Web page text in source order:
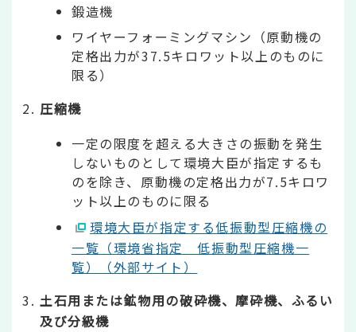
鍛造機
ワイヤーフォーミングマシン（原動機の
定格出力が37.5キロワット以上のものに
限る）
圧縮機
一定の限度を超える大きさの振動を発生
しないものとして環境大臣が指定するも
のを除き、原動機の定格出力が7.5キロワ
ット以上のものに限る
環境大臣が指定する低振動型圧縮機の
一覧（環境省指定 低振動型圧縮機一
覧）（外部サイト）
土石用または鉱物用の破砕機、摩砕機、ふるい
及び分級機